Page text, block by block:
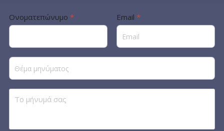
Ονοματεπώνυμο * Email *